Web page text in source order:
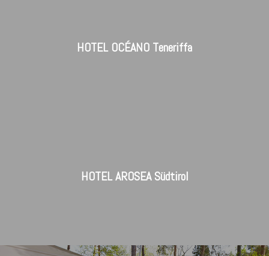
HOTEL OCÉANO Teneriffa
HOTEL AROSEA Südtirol